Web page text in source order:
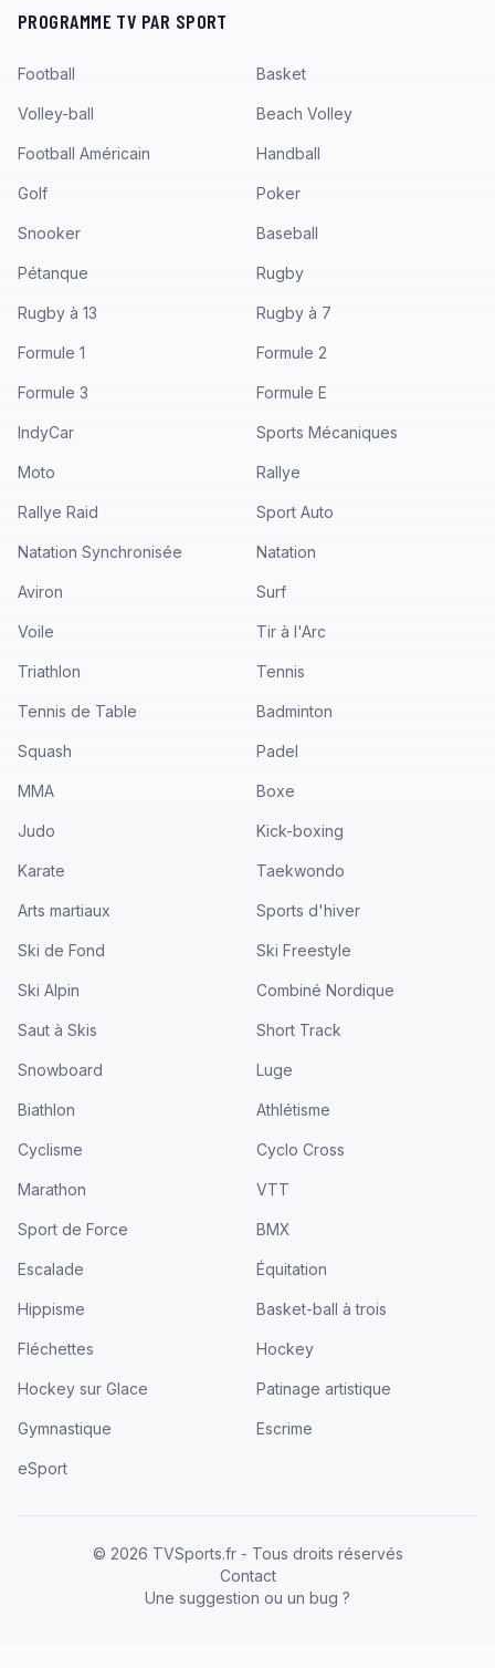
PROGRAMME TV PAR SPORT
Football Basket
Volley-ball Beach Volley
Football Américain Handball
Golf Poker
Snooker Baseball
Pétanque Rugby
Rugby à 13 Rugby à 7
Formule 1 Formule 2
Formule 3 Formule E
IndyCar Sports Mécaniques
Moto Rallye
Rallye Raid Sport Auto
Natation Synchronisée Natation
Aviron Surf
Voile Tir à l'Arc
Triathlon Tennis
Tennis de Table Badminton
Squash Padel
MMA Boxe
Judo Kick-boxing
Karate Taekwondo
Arts martiaux Sports d'hiver
Ski de Fond Ski Freestyle
Ski Alpin Combiné Nordique
Saut à Skis Short Track
Snowboard Luge
Biathlon Athlétisme
Cyclisme Cyclo Cross
Marathon VTT
Sport de Force BMX
Escalade Équitation
Hippisme Basket-ball à trois
Fléchettes Hockey
Hockey sur Glace Patinage artistique
Gymnastique Escrime
eSport
© 2026 TVSports.fr - Tous droits réservés
Contact
Une suggestion ou un bug ?